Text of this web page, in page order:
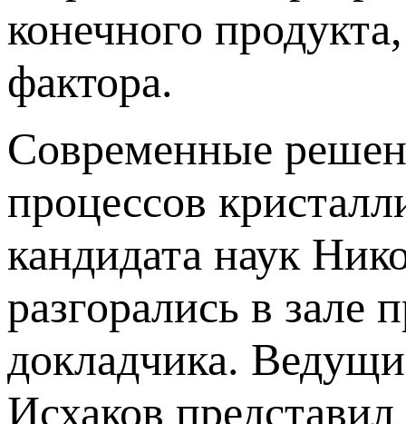
конечного
фактора.
Современные
процессов
кандидата наук
разгорались в зале
докладчика.
Исхаков